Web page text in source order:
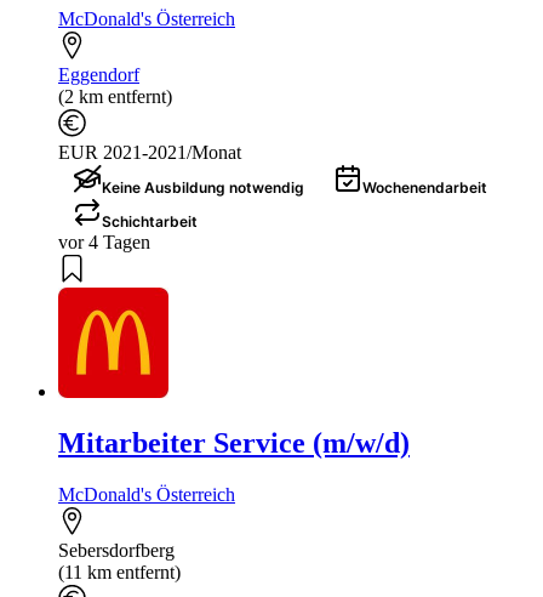
McDonald's Österreich
Eggendorf
(2 km entfernt)
EUR 2021-2021/Monat
Keine Ausbildung notwendig
Wochenendarbeit
Schichtarbeit
vor 4 Tagen
Mitarbeiter Service (m/w/d)
McDonald's Österreich
Sebersdorfberg
(11 km entfernt)